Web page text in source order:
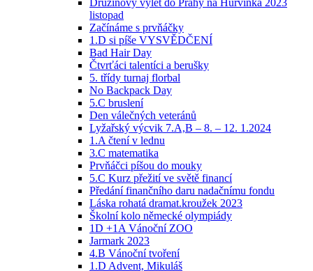
listopad
Začínáme s prvňáčky
1.D si píše VYSVĚDČENÍ
Bad Hair Day
Čtvrťáci talentíci a berušky
5. třídy turnaj florbal
No Backpack Day
5.C bruslení
Den válečných veteránů
Lyžařský výcvik 7.A,B – 8. – 12. 1.2024
1.A čtení v lednu
3.C matematika
Prvňáčci píšou do mouky
5.C Kurz přežití ve světě financí
Předání finančního daru nadačnímu fondu
Láska rohatá dramat.kroužek 2023
Školní kolo německé olympiády
1D +1A Vánoční ZOO
Jarmark 2023
4.B Vánoční tvoření
1.D Advent, Mikuláš